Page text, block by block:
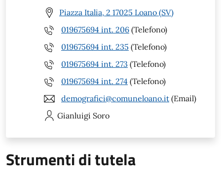
Piazza Italia, 2 17025 Loano (SV)
019675694 int. 206 (Telefono)
019675694 int. 235 (Telefono)
019675694 int. 273 (Telefono)
019675694 int. 274 (Telefono)
demografici@comuneloano.it (Email)
Gianluigi Soro
Strumenti di tutela